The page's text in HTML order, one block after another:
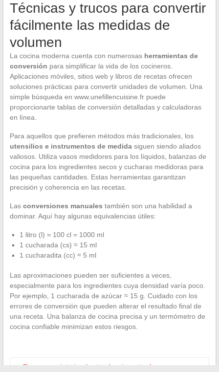
Técnicas y trucos para convertir
fácilmente las medidas de
volumen
La cocina moderna cuenta con numerosas herramientas de
conversión para simplificar la vida de los cocineros.
Aplicaciones móviles, sitios web y libros de recetas ofrecen
soluciones prácticas para convertir unidades de volumen. Una
simple búsqueda en www.unefillencuisine.fr puede
proporcionarte tablas de conversión detalladas y calculadoras
en línea.
Para aquellos que prefieren métodos más tradicionales, los
utensilios e instrumentos de medidasiguen siendo aliados
valiosos. Utiliza vasos medidores para los líquidos, balanzas de
cocina para los ingredientes secos y cucharas medidoras para
las pequeñas cantidades. Estas herramientas garantizan
precisión y coherencia en las recetas.
Las conversiones manuales también son una habilidad a
dominar. Aquí hay algunas equivalencias útiles:
1 litro (l) = 100 cl = 1000 ml
1 cucharada (cs) ≈ 15 ml
1 cucharadita (cc) ≈ 5 ml
Las aproximaciones pueden ser suficientes a veces,
especialmente para los ingredientes cuya densidad varía poco.
Por ejemplo, 1 cucharada de azúcar ≈ 15 g. Cuidado con los
errores de conversión que pueden alterar el resultado final de
una receta. Una balanza de cocina precisa y un termómetro de
cocina confiable minimizan estos riesgos.
Renovar su interior: las tendencias actuales para